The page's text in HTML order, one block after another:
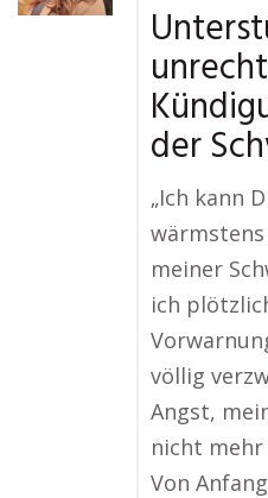
der
„Ich kann
meiner
ich
völlig
Angst,
nicht mehr
Von